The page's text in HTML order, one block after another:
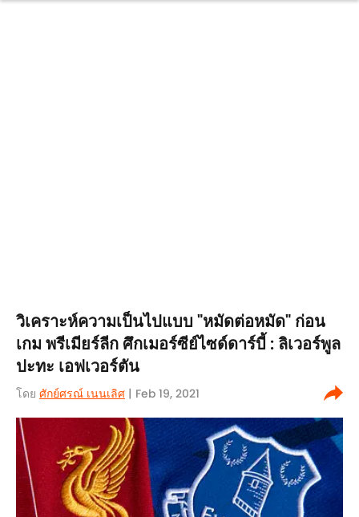
วิเคราะห์ความเป็นไปแบบ "หมัดต่อหมัด" ก่อน
เกม พรีเมียร์ลีก ศึกเมอร์ซีย์ไซด์ดาร์บี้ : ลิเวอร์พูล
ปะทะ เอฟเวอร์ตัน
โดย ศักย์ศรณ์ เนนเลิศ | Feb 19, 2021